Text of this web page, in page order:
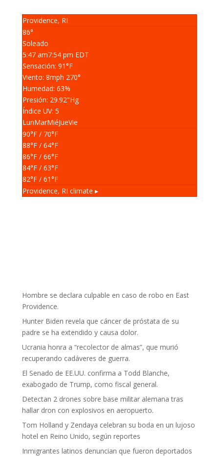
Providence, RI
86°
Soleado
5:47 am7:54 pm EDT
Sensación: 91°F
Viento: 8mph 270°
Humedad: 63%
Presión: 29.92"Hg
Índice UV: 5
LunMarMiéJueVie
90°F/ 70°F
88°F/ 64°F
86°F/ 66°F
84°F/ 63°F
82°F/ 61°F
Providence, RI climate ▸
Hombre se declara culpable en caso de robo en East
Providence.
Hunter Biden revela que cáncer de próstata de su
padre se ha extendido y causa dolor.
Ucrania honra a “recolector de almas”, que murió
recuperando cadáveres de guerra.
El Senado de EE.UU. confirma a Todd Blanche,
exabogado de Trump, como fiscal general.
Detectan 2 drones sobre base militar alemana tras
hallar dron con explosivos en aeropuerto.
Tom Holland y Zendaya celebran su boda en un lujoso
hotel en Reino Unido, según reportes
Inmigrantes latinos denuncian que fueron deportados